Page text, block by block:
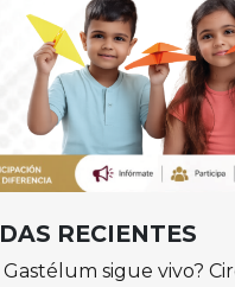
RECIENTES
Gastélum sigue vivo?